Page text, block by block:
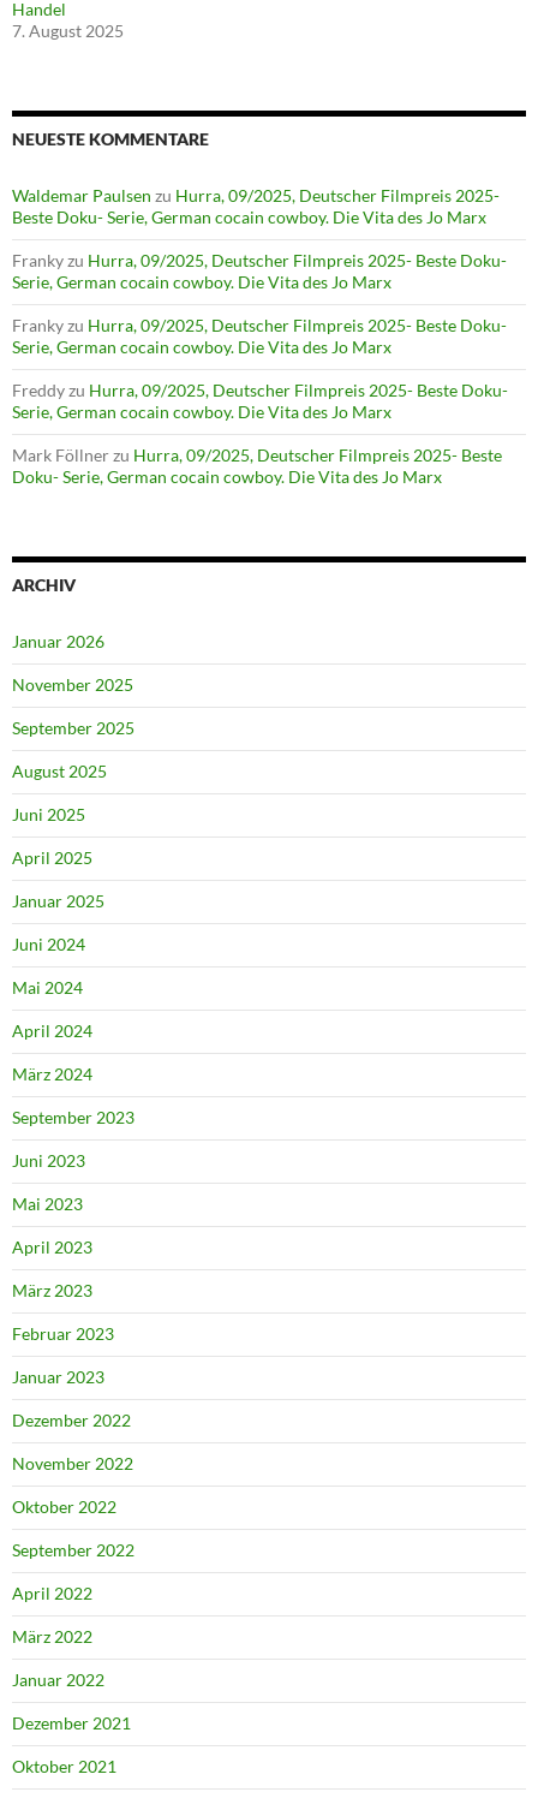
Handel
7. August 2025
NEUESTE KOMMENTARE
Waldemar Paulsen zu Hurra, 09/2025, Deutscher Filmpreis 2025-
Beste Doku- Serie, German cocain cowboy. Die Vita des Jo Marx
Frankyzu Hurra, 09/2025, Deutscher Filmpreis 2025- Beste Doku-
Serie, German cocain cowboy. Die Vita des Jo Marx
Frankyzu Hurra, 09/2025, Deutscher Filmpreis 2025- Beste Doku-
Serie, German cocain cowboy. Die Vita des Jo Marx
Freddyzu Hurra, 09/2025, Deutscher Filmpreis 2025- Beste Doku-
Serie, German cocain cowboy. Die Vita des Jo Marx
Mark Föllnerzu Hurra, 09/2025, Deutscher Filmpreis 2025- Beste
Doku- Serie, German cocain cowboy. Die Vita des Jo Marx
ARCHIV
Januar 2026
November 2025
September 2025
August 2025
Juni 2025
April 2025
Januar 2025
Juni 2024
Mai 2024
April 2024
März 2024
September 2023
Juni 2023
Mai 2023
April 2023
März 2023
Februar 2023
Januar 2023
Dezember 2022
November 2022
Oktober 2022
September 2022
April 2022
März 2022
Januar 2022
Dezember 2021
Oktober 2021